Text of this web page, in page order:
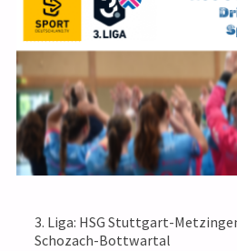
INNERHALB
WENIGER
3. Liga: HSG Stuttgart-
Schozach-Bottwartal